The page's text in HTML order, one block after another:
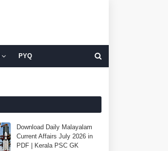
PYQ
Download Daily Malayalam
Current Affairs July 2026 in
PDF | Kerala PSC GK